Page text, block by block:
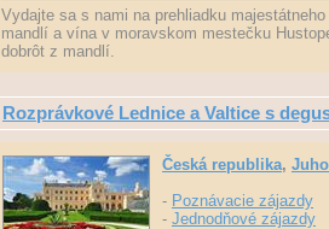
Vydajte sa s nami na prehliadku
mandlí a vína v moravskom mestečku
dobrôt z mandlí.
Rozprávkové Lednice a Valtice s
Česká republika,
- Poznávacie zájazdy
- Jednodňové zájazdy